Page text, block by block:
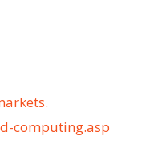
computing.asp